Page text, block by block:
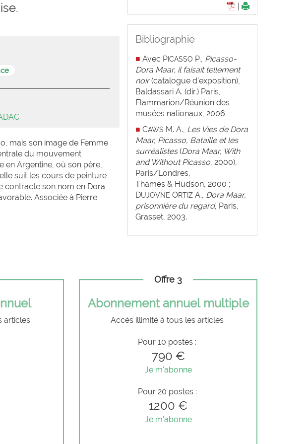
mais son image de Femme
du mouvement
en Argentine, où son père,
suit les cours de peinture
contracte son nom en Dora
Associée à Pierre
Bibliographie
■ Avec PICASSO P., Picasso-
Dora Maar, il faisait tellement
noir(catalogue d’exposition),
Baldassari A. (dir.) Paris,
Flammarion/Réunion des
musées nationaux, 2006.
■ CAWS M. A., Les Vies de Dora
Maar, Picasso, Bataille et les
surréalistes(Dora Maar, With
and Without Picasso, 2000),
Paris/Londres,
Thames & Hudson, 2000 ;
DUJOVNE ORTIZA., Dora Maar,
prisonnière du regard, Paris,
Grasset, 2003.
articles
Offre 3
Abonnement annuel multiple
Accès illimité à tous les articles
Pour 10 postes :
790 €
Je m'abonne
Pour 20 postes :
1200 €
Je m'abonne